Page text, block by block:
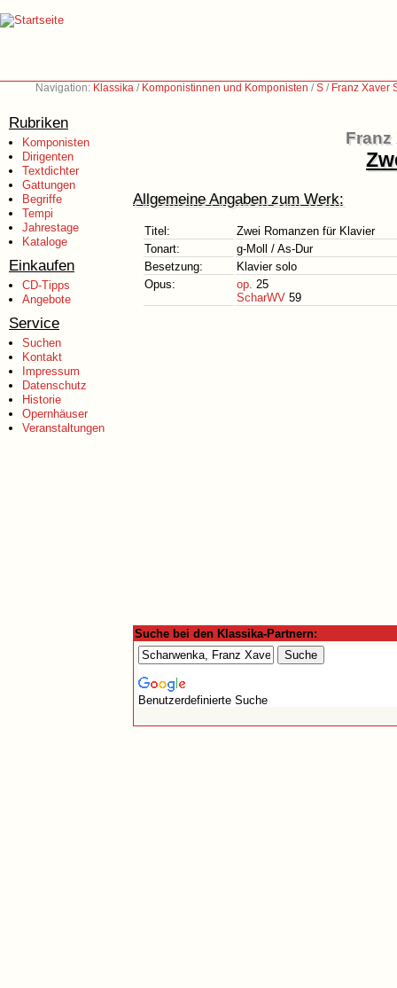
Navigation: Klassika / Komponistinnen und Komponisten /S / Franz Xaver
Rubriken
Komponisten
Dirigenten
Textdichter
Gattungen
Begriffe
Tempi
Jahrestage
Kataloge
Einkaufen
CD-Tipps
Angebote
Service
Suchen
Kontakt
Impressum
Datenschutz
Historie
Opernhäuser
Veranstaltungen
Franz
Allgemeine Angaben zum Werk:
Titel:
Zwei Romanzen für Klavier
Tonart:
g-Moll / As-Dur
Besetzung:
Klavier solo
Opus:
op. 25
ScharWV 59
Suche bei den Klassika-Partnern:
Benutzerdefinierte Suche